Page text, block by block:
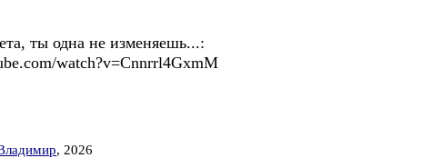
ты одна не изменяешь...:
watch?v=Cnnrrl4GxmM
, 2026